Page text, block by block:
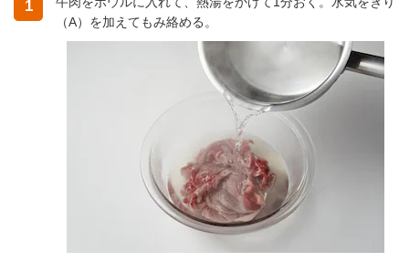
1
（A）を加えてもみ絡める。